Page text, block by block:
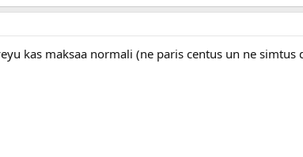
kas maksaa normali (ne paris centus un ne simtus